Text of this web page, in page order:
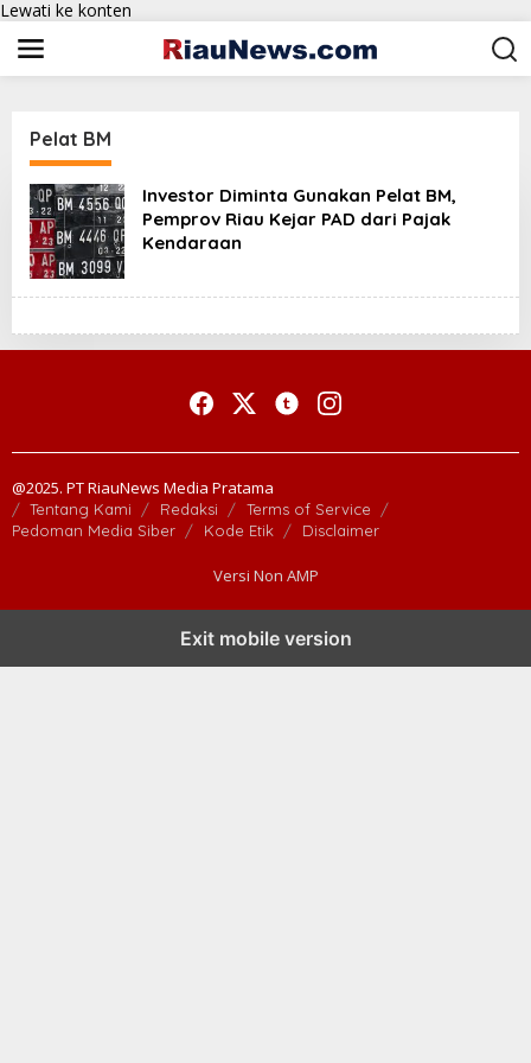
Lewati ke konten
Pelat BM
Investor Diminta Gunakan Pelat BM,
Pemprov Riau Kejar PAD dari Pajak
Kendaraan
@2025. PT RiauNews Media Pratama
Tentang Kami Redaksi
Terms of Service
Pedoman Media Siber
Kode Etik Disclaimer
Versi Non AMP
Exit mobile version